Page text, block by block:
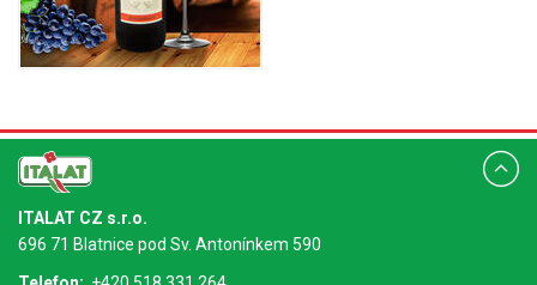
ITALAT CZ s.r.o.
696 71 Blatnice pod Sv. Antonínkem 590